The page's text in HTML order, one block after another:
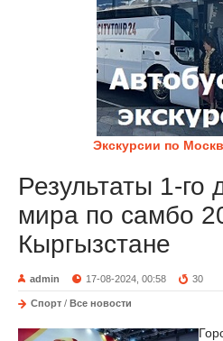
Экскурсии по
Результаты 1-го
мира по самбо
Кыргызстане
admin 17-08-2024, 00:58 30
Спорт / Все новости